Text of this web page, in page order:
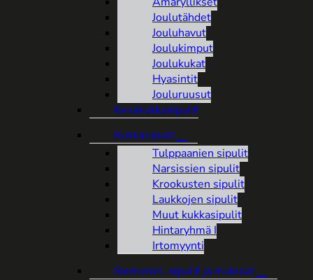
Joulutähdet
Jouluhavut
Joulukimput
Joulukukat
Hyasintit
Jouluruusut
Kesäkukkasipulit
Kukkasipulit
Tulppaanien sipulit
Narsissien sipulit
Krookusten sipulit
Laukkojen sipulit
Muut kukkasipulit
Hintaryhmä I
Irtomyynti
Siemenet, sipulit ja mukulat